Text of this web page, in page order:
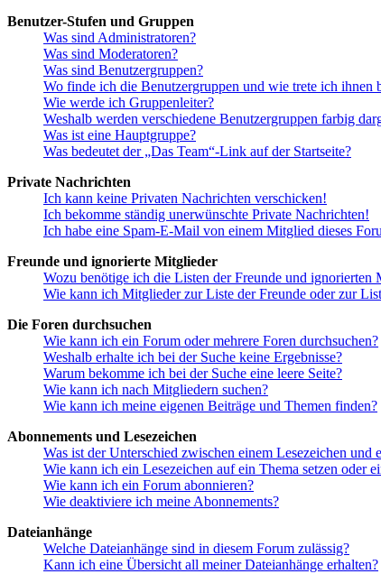
Benutzer-Stufen und Gruppen
Was sind Administratoren?
Was sind Moderatoren?
Was sind Benutzergruppen?
Wo finde ich die Benutzergruppen und wie trete ich ihnen
Wie werde ich Gruppenleiter?
Weshalb werden verschiedene Benutzergruppen farbig
Was ist eine Hauptgruppe?
Was bedeutet der „Das Team“-Link auf der Startseite?
Private Nachrichten
Ich kann keine Privaten Nachrichten verschicken!
Ich bekomme ständig unerwünschte Private Nachrichten!
Ich habe eine Spam-E-Mail von einem Mitglied dieses
Freunde und ignorierte Mitglieder
Wozu benötige ich die Listen der Freunde und ignorierten
Wie kann ich Mitglieder zur Liste der Freunde oder zur
Die Foren durchsuchen
Wie kann ich ein Forum oder mehrere Foren durchsuchen?
Weshalb erhalte ich bei der Suche keine Ergebnisse?
Warum bekomme ich bei der Suche eine leere Seite?
Wie kann ich nach Mitgliedern suchen?
Wie kann ich meine eigenen Beiträge und Themen finden?
Abonnements und Lesezeichen
Was ist der Unterschied zwischen einem Lesezeichen
Wie kann ich ein Lesezeichen auf ein Thema setzen oder
Wie kann ich ein Forum abonnieren?
Wie deaktiviere ich meine Abonnements?
Dateianhänge
Welche Dateianhänge sind in diesem Forum zulässig?
Kann ich eine Übersicht all meiner Dateianhänge erhalten?